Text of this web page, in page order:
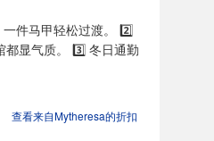
件马甲轻松过渡。 2️⃣
显气质。 3️⃣ 冬日通勤
查看来自Mytheresa的折扣